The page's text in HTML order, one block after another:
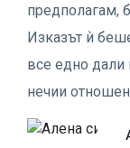
предполагам,
Изказът ѝ
все едно дали
нечии